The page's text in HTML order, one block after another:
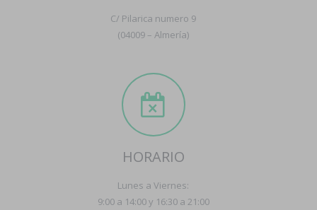
C/ Pilarica numero 9
(04009 – Almería)
HORARIO
Lunes a Viernes:
9:00 a 14:00 y 16:30 a 21:00